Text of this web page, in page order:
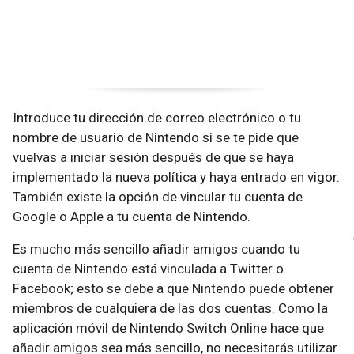
Introduce tu dirección de correo electrónico o tu
nombre de usuario de Nintendo si se te pide que
vuelvas a iniciar sesión después de que se haya
implementado la nueva política y haya entrado en vigor.
También existe la opción de vincular tu cuenta de
Google o Apple a tu cuenta de Nintendo.
Es mucho más sencillo añadir amigos cuando tu
cuenta de Nintendo está vinculada a Twitter o
Facebook; esto se debe a que Nintendo puede obtener
miembros de cualquiera de las dos cuentas. Como la
aplicación móvil de Nintendo Switch Online hace que
añadir amigos sea más sencillo, no necesitarás utilizar